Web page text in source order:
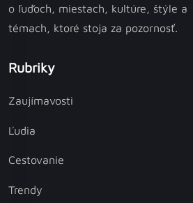
o ľuďoch, miestach, kultúre, štýle a
témach, ktoré stoja za pozornosť.
Rubriky
Zaujímavosti
Ľudia
Cestovanie
Trendy